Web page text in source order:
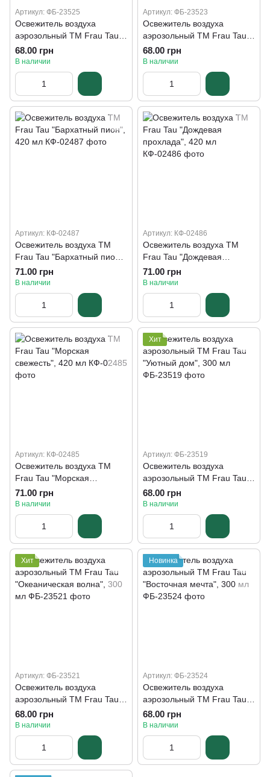
Артикул: ФБ-23525
Освежитель воздуха
аэрозольный ТМ Frau Tau
"Цитрусовий мікс", 300 мл
68.00 грн
В наличии
Артикул: ФБ-23523
Освежитель воздуха
аэрозольный ТМ Frau Tau
"Пьянящая орхидея", 300
мл
68.00 грн
В наличии
Артикул: КФ-02487
Освежитель воздуха ТМ
Frau Tau "Бархатный пион",
420 мл
71.00 грн
В наличии
Артикул: КФ-02486
Освежитель воздуха ТМ
Frau Tau "Дождевая
прохлада", 420 мл
71.00 грн
В наличии
Артикул: КФ-02485
Освежитель воздуха ТМ
Frau Tau "Морская
свежесть", 420 мл
71.00 грн
В наличии
Хит
Артикул: ФБ-23519
Освежитель воздуха
аэрозольный ТМ Frau Tau
"Уютный дом", 300 мл
68.00 грн
В наличии
Хит
Артикул: ФБ-23521
Освежитель воздуха
аэрозольный ТМ Frau Tau
"Океаническая волна", 300
мл
68.00 грн
В наличии
Новинка
Артикул: ФБ-23524
Освежитель воздуха
аэрозольный ТМ Frau Tau
"Восточная мечта", 300 мл
68.00 грн
В наличии